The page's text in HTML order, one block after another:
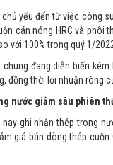
chủ yếu đến từ việc công
cán nóng HRC và phôi
với 100% trong quý 1/
chung đang diễn biến
đồng thời lợi nhuận ròng
nước giảm sâu phiên
nay ghi nhận thép trong
giá bán dòng thép cuộn